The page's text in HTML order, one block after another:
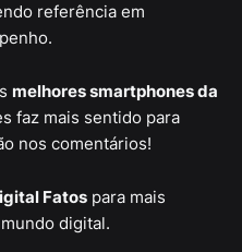
referência em
melhores smartphones da
faz mais sentido para
nos comentários!
Fatos para mais
digital.